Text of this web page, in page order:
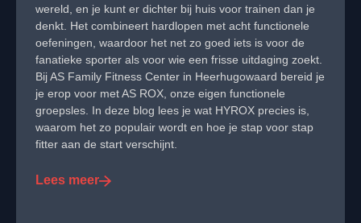
wereld, en je kunt er dichter bij huis voor trainen dan je
denkt. Het combineert hardlopen met acht functionele
oefeningen, waardoor het net zo goed iets is voor de
fanatieke sporter als voor wie een frisse uitdaging zoekt.
Bij AS Family Fitness Center in Heerhugowaard bereid je
je erop voor met AS ROX, onze eigen functionele
groepsles. In deze blog lees je wat HYROX precies is,
waarom het zo populair wordt en hoe je stap voor stap
fitter aan de start verschijnt.
Lees meer